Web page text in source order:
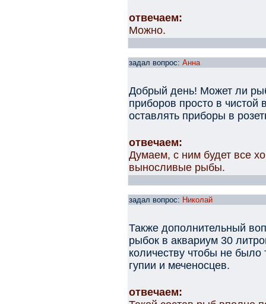
отвечаем:
Можно.
задал вопрос: Анна
Добрый день! Может ли
приборов просто в
оставлять приборы в
отвечаем:
Думаем, с ним будет все
выносливые рыбы.
задал вопрос: Николай
Также дополнительный
рыбок в аквариум 30
количеству чтобы не было
гупии и меченосцев.
отвечаем: